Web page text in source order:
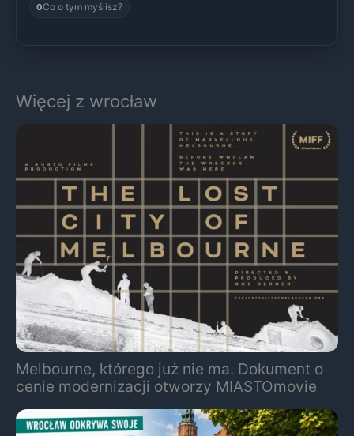
0Co o tym myślisz?
Więcej z wrocław
Melbourne, którego już nie ma. Dokument o
cenie modernizacji otworzy MIASTOmovie